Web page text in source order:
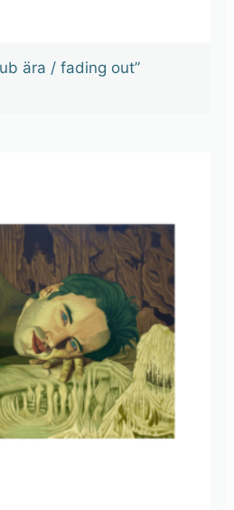
ära / fading out”